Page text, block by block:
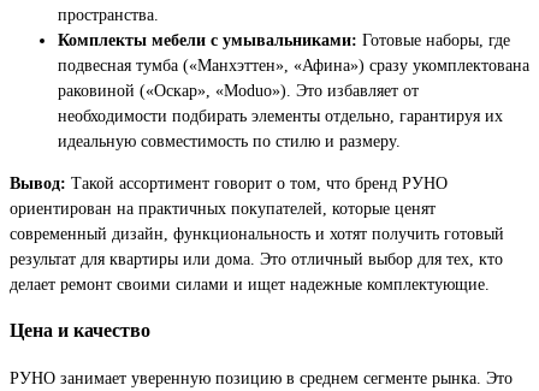
пространства.
Комплекты мебели с умывальниками: Готовые наборы, где
подвесная тумба («Манхэттен», «Афина») сразу укомплектована
раковиной («Оскар», «Moduo»). Это избавляет от
необходимости подбирать элементы отдельно, гарантируя их
идеальную совместимость по стилю и размеру.
Вывод: Такой ассортимент говорит о том, что бренд РУНО
ориентирован на практичных покупателей, которые ценят
современный дизайн, функциональность и хотят получить готовый
результат для квартиры или дома. Это отличный выбор для тех, кто
делает ремонт своими силами и ищет надежные комплектующие.
Цена и качество
РУНО занимает уверенную позицию в среднем сегменте рынка. Это